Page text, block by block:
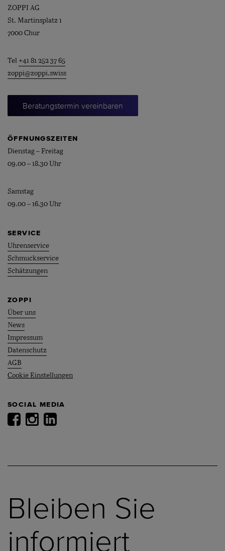
ZOPPI AG
St. Martinsplatz 1
7000 Chur
Tel +41 81 252 37 65
zoppi@zoppi.swiss
Beratungstermin vereinbaren
ÖFFNUNGSZEITEN
Dienstag – Freitag
09.00 – 18.30 Uhr
Samstag
09.00 – 16.30 Uhr
SERVICE
Uhrenservice
Schmuckservice
Schätzungen
ZOPPI
Über uns
News
Impressum
Datenschutz
AGB
Cookie Einstellungen
SOCIAL MEDIA
Bleiben Sie
informiert